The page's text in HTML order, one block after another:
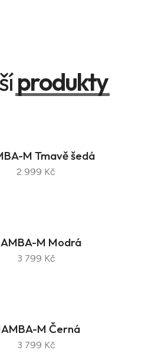
produkty
M Tmavě šedá
2 999 Kč
M Modrá
3 799 Kč
M Černá
3 799 Kč